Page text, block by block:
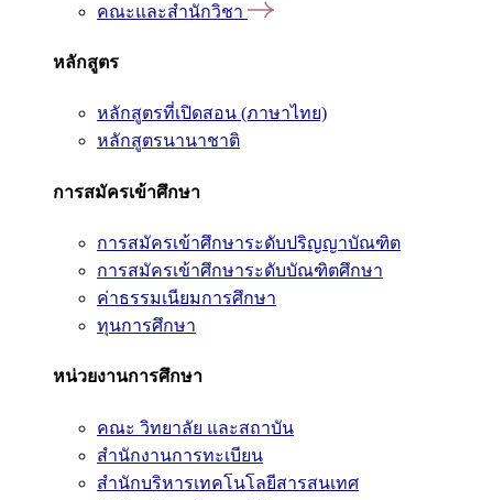
คณะและสำนักวิชา
หลักสูตร
หลักสูตรที่เปิดสอน (ภาษาไทย)
หลักสูตรนานาชาติ
การสมัครเข้าศึกษา
การสมัครเข้าศึกษาระดับปริญญาบัณฑิต
การสมัครเข้าศึกษาระดับบัณฑิตศึกษา
ค่าธรรมเนียมการศึกษา
ทุนการศึกษา
หน่วยงานการศึกษา
คณะ วิทยาลัย และสถาบัน
สำนักงานการทะเบียน
สำนักบริหารเทคโนโลยีสารสนเทศ